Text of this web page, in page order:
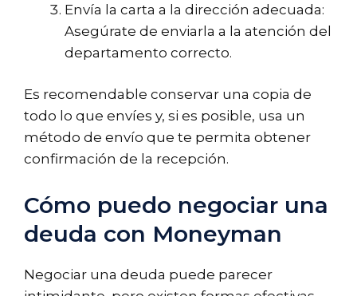
Envía la carta a la dirección adecuada:
Asegúrate de enviarla a la atención del
departamento correcto.
Es recomendable conservar una copia de
todo lo que envíes y, si es posible, usa un
método de envío que te permita obtener
confirmación de la recepción.
Cómo puedo negociar una
deuda con Moneyman
Negociar una deuda puede parecer